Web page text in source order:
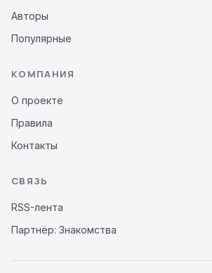
Авторы
Популярные
КОМПАНИЯ
О проекте
Правила
Контакты
СВЯЗЬ
RSS-лента
Партнёр: Знакомства